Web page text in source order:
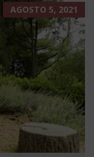
AGOSTO 5, 2021